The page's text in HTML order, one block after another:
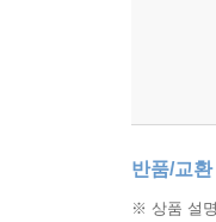
반품/교환
※ 상품 설